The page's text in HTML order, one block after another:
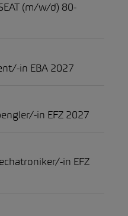
(m/w/d) 80-
in EBA 2027
in EFZ 2027
in EFZ